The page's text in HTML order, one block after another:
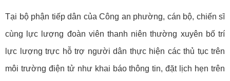
Tại bộ phận tiếp dân của Công an phường, cán bộ, chiến sĩ
cùng lực lượng đoàn viên thanh niên thường xuyên bố trí
lực lượng trực hỗ trợ người dân thực hiện các thủ tục trên
môi trường điện tử như khai báo thông tin, đặt lịch hẹn trên